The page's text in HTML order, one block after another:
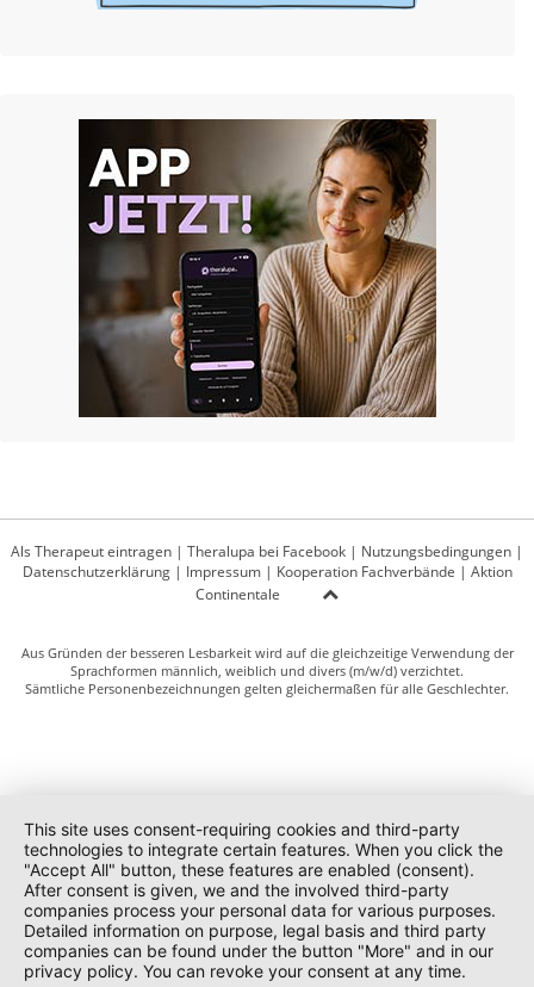
Als Therapeut eintragen | Theralupa bei Facebook | Nutzungsbedingungen |
Datenschutzerklärung| Impressum| Kooperation Fachverbände | Aktion
Continentale
Aus Gründen der besseren Lesbarkeit wird auf die gleichzeitige Verwendung der
Sprachformen männlich, weiblich und divers (m/w/d) verzichtet.
Sämtliche Personenbezeichnungen gelten gleichermaßen für alle Geschlechter.
This site uses consent-requiring cookies and third-party
technologies to integrate certain features. When you click the
"Accept All" button, these features are enabled (consent).
After consent is given, we and the involved third-party
companies process your personal data for various purposes.
Detailed information on purpose, legal basis and third party
companies can be found under the button "More" and in our
privacy policy. You can revoke your consent at any time.